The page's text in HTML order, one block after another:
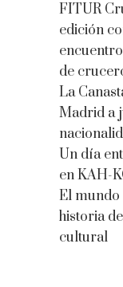
FITUR
edición
de
La
Madrid a
Un día
en KAH-
El mundo
historia
cultural